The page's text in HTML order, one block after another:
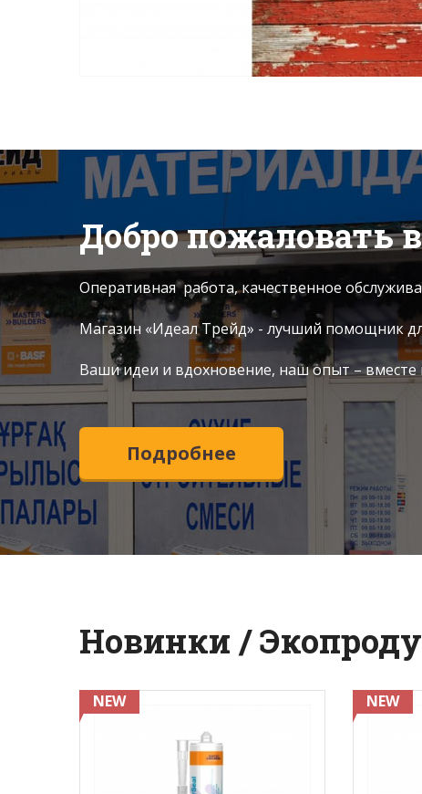
Добро пожаловать
Оперативная работа, качественное
Магазин «Идеал Трейд» - лучший помощник
Ваши идеи и вдохновение, наш опыт – вместе
Подробнее
Новинки /
NEW NEW